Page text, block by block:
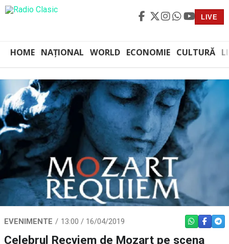
LIVE
HOME NAȚIONAL WORLD ECONOMIE CULTURĂ
EVENIMENTE 13:00 / 16/04/2019 WHATSAPP
Celebrul Recviem de Mozart pe scena